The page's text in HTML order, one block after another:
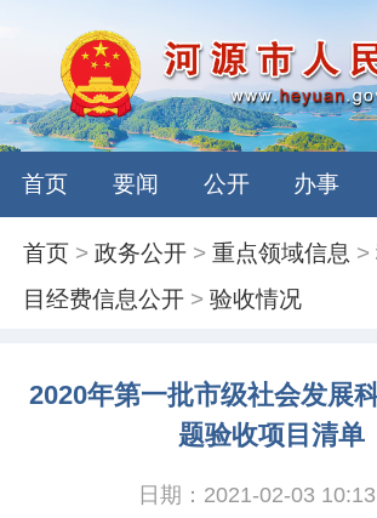
首页 要闻 公开 办事
首页 >政务公开 >重点领域信息 >
目经费信息公开 >验收情况
2020年第一批市级社会发展
题验收项目清单
日期：2021-02-03